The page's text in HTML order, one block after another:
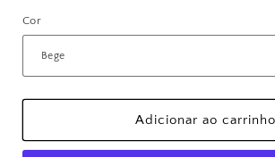
Cor
Adicionar ao carrinho